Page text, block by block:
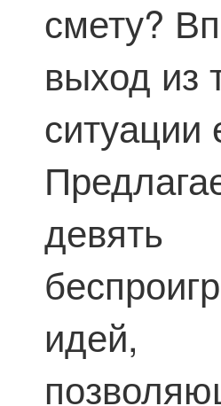
смету?
выход из
ситуации
девять
идей,